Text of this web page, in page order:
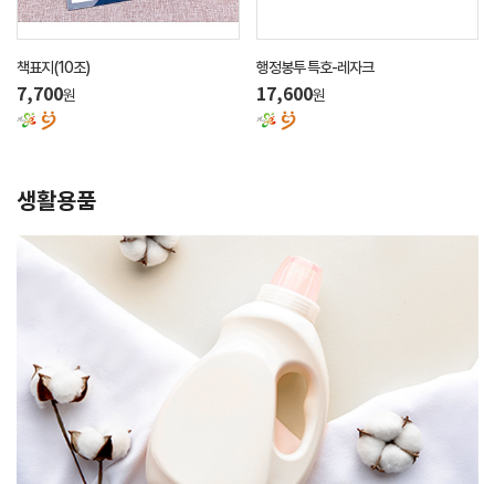
책표지(10조)
7,700원
행정봉투 특호-레자크
17,600원
생활용품